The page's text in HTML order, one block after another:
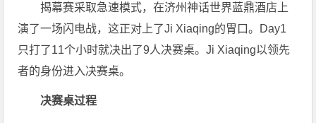
揭幕赛采取急速模式，在济州神话世界蓝鼎酒店上
演了一场闪电战，这正对上了Ji Xiaqing的胃口。Day1
只打了11个小时就决出了9人决赛桌。Ji Xiaqing以领先
者的身份进入决赛桌。
决赛桌过程